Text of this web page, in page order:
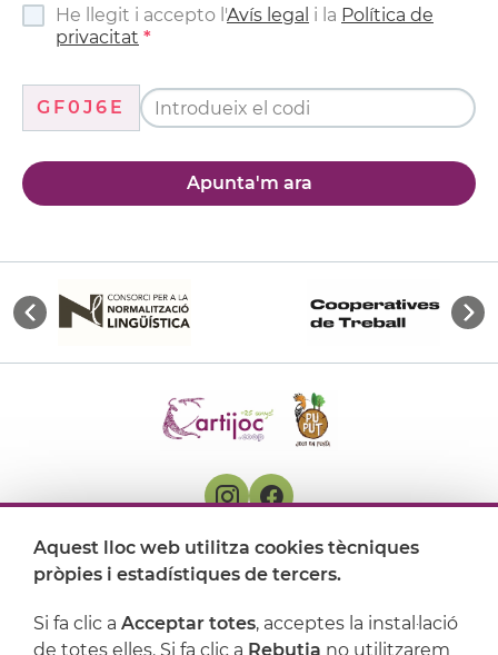
He llegit i accepto l'Avís legal i la Política de
privacitat
GF0J6E
Apunta'm ara
On ens trobem
Aquest lloc web utilitza cookies tècniques
pròpies i estadístiques de tercers.
Si fa clic a Acceptar totes, acceptes la instal·lació
de totes elles. Si fa clic a Rebutja no utilitzarem